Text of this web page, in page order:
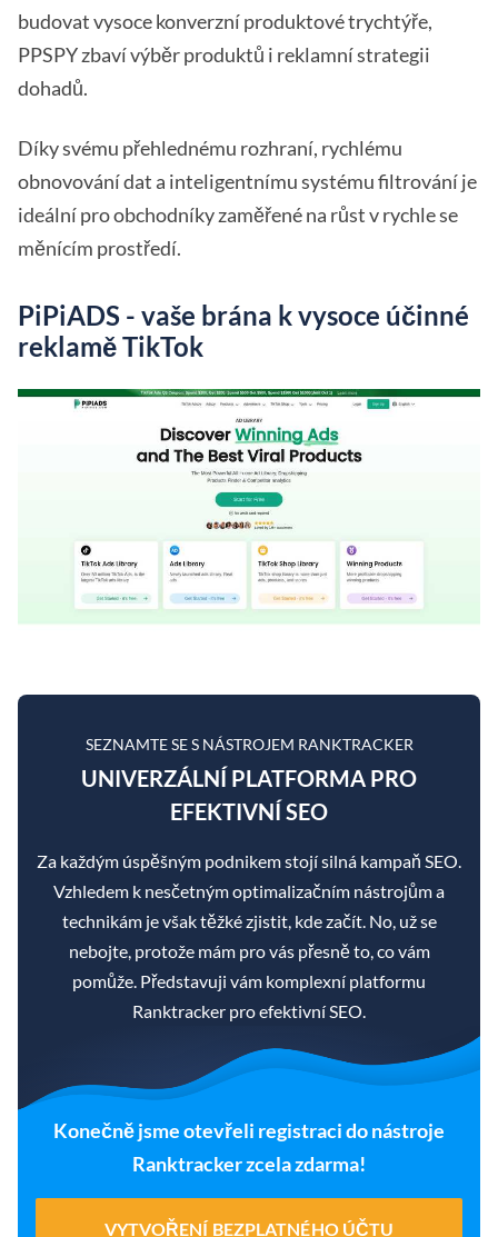
budovat vysoce konverzní produktové trychtýře,
PPSPY zbaví výběr produktů i reklamní strategii
dohadů.
Díky svému přehlednému rozhraní, rychlému
obnovování dat a inteligentnímu systému filtrování je
ideální pro obchodníky zaměřené na růst v rychle se
měnícím prostředí.
PiPiADS - vaše brána k vysoce účinné
reklamě TikTok
SEZNAMTE SE S NÁSTROJEM RANKTRACKER
UNIVERZÁLNÍ PLATFORMA PRO
EFEKTIVNÍ SEO
Za každým úspěšným podnikem stojí silná kampaň SEO.
Vzhledem k nesčetným optimalizačním nástrojům a
technikám je však těžké zjistit, kde začít. No, už se
nebojte, protože mám pro vás přesně to, co vám
pomůže. Představuji vám komplexní platformu
Ranktracker pro efektivní SEO.
Konečně jsme otevřeli registraci do nástroje
Ranktracker zcela zdarma!
VYTVOŘENÍ BEZPLATNÉHO ÚČTU